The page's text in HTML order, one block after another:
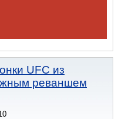
UFC из
реваншем